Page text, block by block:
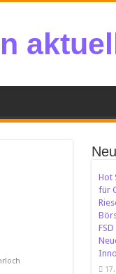
Hot
für